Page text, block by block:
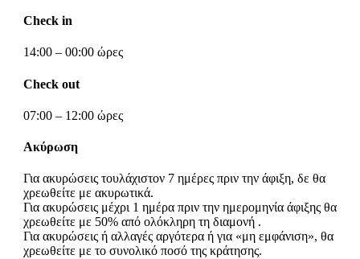
Check in
14:00 – 00:00 ώρες
Check out
07:00 – 12:00 ώρες
Ακύρωση
Για ακυρώσεις τουλάχιστον 7 ημέρες πριν την άφιξη, δε θα
χρεωθείτε με ακυρωτικά.
Για ακυρώσεις μέχρι 1 ημέρα πριν την ημερομηνία άφιξης θα
χρεωθείτε με 50% από ολόκληρη τη διαμονή .
Για ακυρώσεις ή αλλαγές αργότερα ή για «μη εμφάνιση», θα
χρεωθείτε με το συνολικό ποσό της κράτησης.